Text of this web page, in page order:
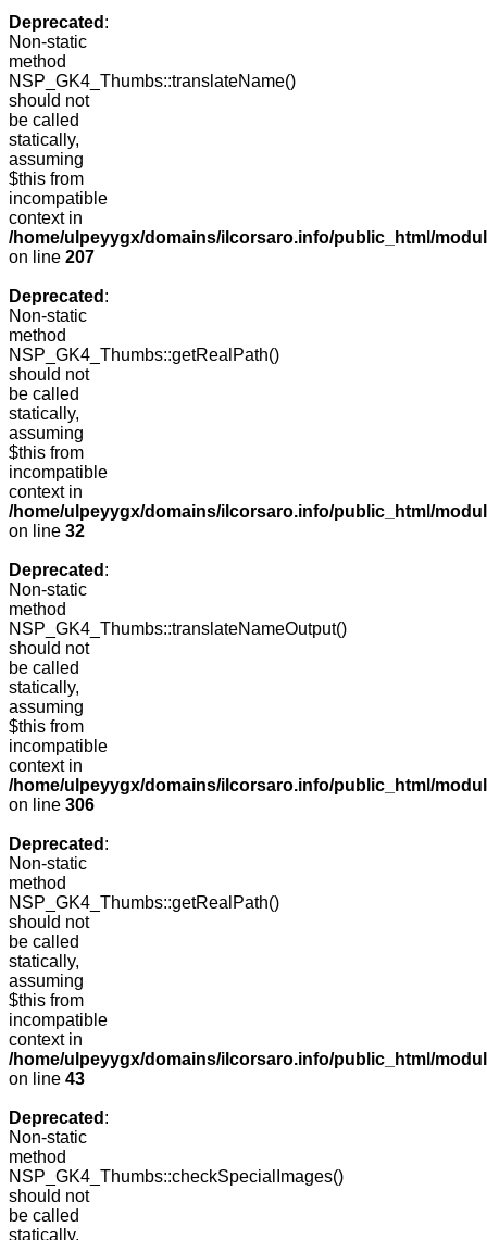
Deprecated :
Non-static
method
NSP_GK4_Thumbs::translateName()
should not
be called
statically,
assuming
$this from
incompatible
context in
/home/ulpeyygx/domains/ilcorsaro.info/public_html/
on line 207
Deprecated :
Non-static
method
NSP_GK4_Thumbs::getRealPath()
should not
be called
statically,
assuming
$this from
incompatible
context in
/home/ulpeyygx/domains/ilcorsaro.info/public_html/
on line 32
Deprecated :
Non-static
method
NSP_GK4_Thumbs::translateNameOutput()
should not
be called
statically,
assuming
$this from
incompatible
context in
/home/ulpeyygx/domains/ilcorsaro.info/public_html/
on line 306
Deprecated :
Non-static
method
NSP_GK4_Thumbs::getRealPath()
should not
be called
statically,
assuming
$this from
incompatible
context in
/home/ulpeyygx/domains/ilcorsaro.info/public_html/
on line 43
Deprecated :
Non-static
method
NSP_GK4_Thumbs::checkSpecialImages()
should not
be called
statically,